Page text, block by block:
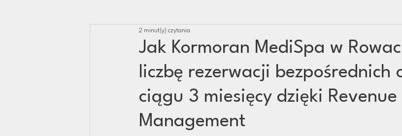
Jak Kormoran MediSpa w
liczbę rezerwacji bezpośrednich
ciągu 3 miesięcy dzięki Revenue
Management
2 minut(y) czytania